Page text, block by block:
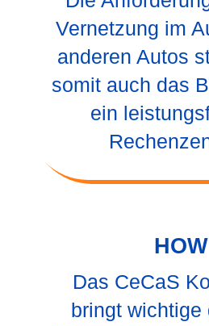
Vernetzung im
anderen Autos
somit auch das
ein
HOW
Das CeCaS
bringt wichtige